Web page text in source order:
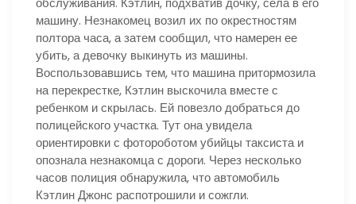
машину. Незнакомец возил их по окрестностям
полтора часа, а затем сообщил, что намерен ее
убить, а девочку выкинуть из машины.
Воспользовавшись тем, что машина притормозила
на перекрестке, Кэтлин выскочила вместе с
ребенком и скрылась. Ей повезло добраться до
полицейского участка. Тут она увидела
ориентировки с фотороботом убийцы таксиста и
опознала незнакомца с дороги. Через несколько
часов полиция обнаружила, что автомобиль
Кэтлин Джонс распотрошили и сожгли.